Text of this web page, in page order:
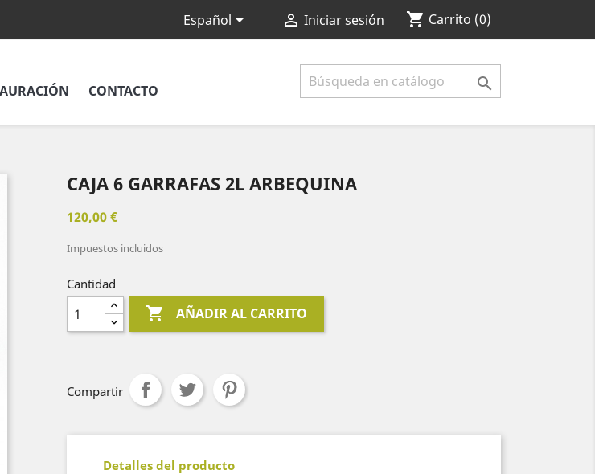
Español  Iniciar sesión shopping_cart Carrito (0)
CONTACTO 
CAJA 6 GARRAFAS 2L ARBEQUINA
120,00 €
Impuestos incluidos
Cantidad
 AÑADIR AL CARRITO
Compartir
Detalles del producto